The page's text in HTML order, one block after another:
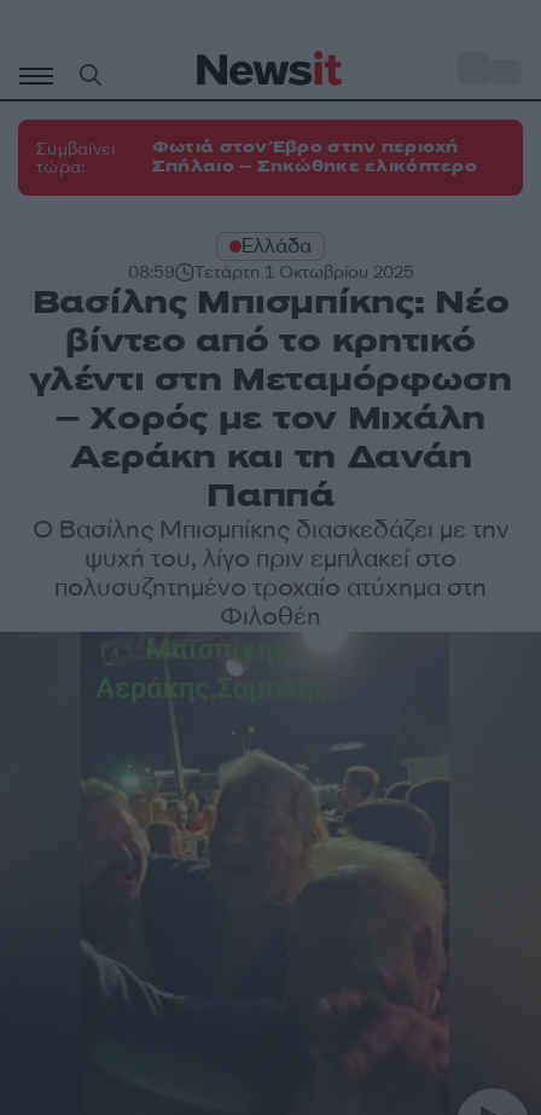
περιεχόμενο
Συμβαίνει
τώρα:
Φωτιά στον Έβρο στην περιοχή
Σπήλαιο – Σηκώθηκε ελικόπτερο
Ελλάδα
08:59 Τετάρτη 1 Οκτωβρίου 2025
Βασίλης Μπισμπίκης: Νέο
βίντεο από το κρητικό
γλέντι στη Μεταμόρφωση
– Χορός με τον Μιχάλη
Αεράκη και τη Δανάη
Παππά
Ο Βασίλης Μπισμπίκης διασκεδάζει με την
ψυχή του, λίγο πριν εμπλακεί στο
πολυσυζητημένο τροχαίο ατύχημα στη
Φιλοθέη